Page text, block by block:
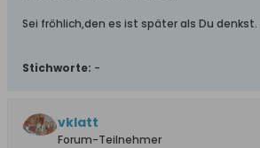
Sei fröhlich,den es ist später als Du denkst.
Stichworte: -
vklatt
Forum-Teilnehmer